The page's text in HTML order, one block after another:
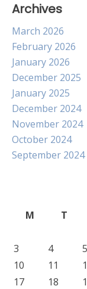
Archives
March 2026
February 2026
January 2026
December 2025
January 2025
December 2024
November 2024
October 2024
September 2024
M
T
3
4 5
10
11
17
18